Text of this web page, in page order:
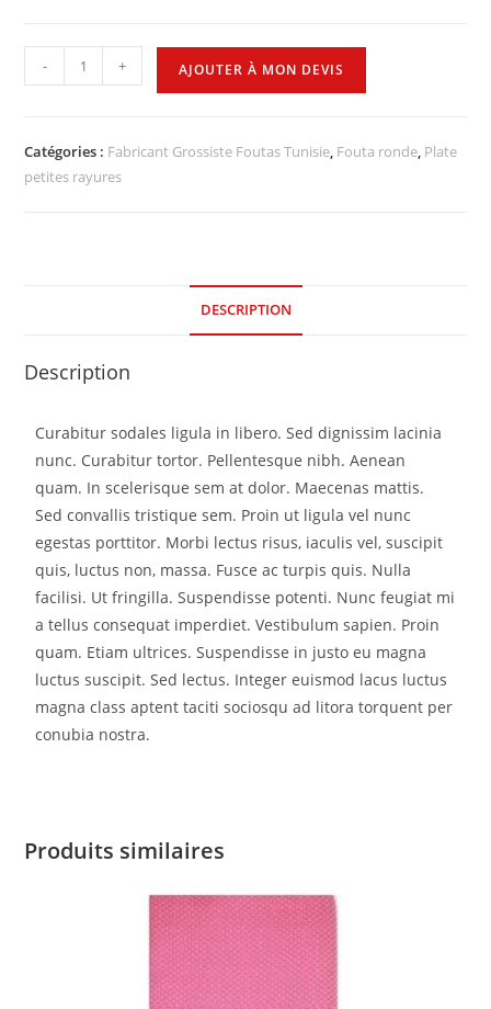
- + AJOUTER À MON DEVIS
Catégories : Fabricant Grossiste Foutas Tunisie, Fouta ronde, Plate
petites rayures
DESCRIPTION
Description
Curabitur sodales ligula in libero. Sed dignissim lacinia
nunc. Curabitur tortor. Pellentesque nibh. Aenean
quam. In scelerisque sem at dolor. Maecenas mattis.
Sed convallis tristique sem. Proin ut ligula vel nunc
egestas porttitor. Morbi lectus risus, iaculis vel, suscipit
quis, luctus non, massa. Fusce ac turpis quis. Nulla
facilisi. Ut fringilla. Suspendisse potenti. Nunc feugiat mi
a tellus consequat imperdiet. Vestibulum sapien. Proin
quam. Etiam ultrices. Suspendisse in justo eu magna
luctus suscipit. Sed lectus. Integer euismod lacus luctus
magna class aptent taciti sociosqu ad litora torquent per
conubia nostra.
Produits similaires